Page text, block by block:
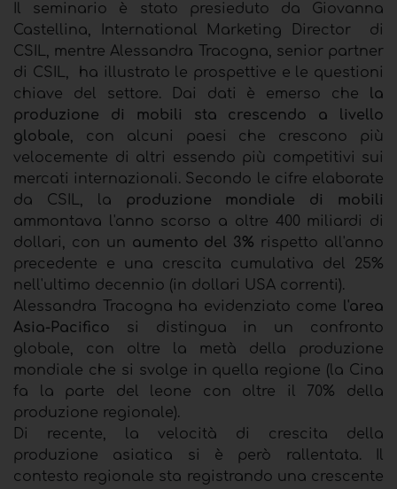
Il seminario è stato presieduto da Giovanna
Castellina, International Marketing Director di
CSIL, mentre Alessandra Tracogna, senior partner
di CSIL, ha illustrato le prospettive e le questioni
chiave del settore. Dai dati è emerso che la
produzione di mobili sta crescendo a livello
globale, con alcuni paesi che crescono più
velocemente di altri essendo più competitivi sui
mercati internazionali. Secondo le cifre elaborate
da CSIL, la produzione mondiale di mobili
ammontava l'anno scorso a oltre 400 miliardi di
dollari, con un aumento del 3% rispetto all'anno
precedente e una crescita cumulativa del 25%
nell'ultimo decennio (in dollari USA correnti).
Alessandra Tracogna ha evidenziato come l'area
Asia-Pacifico si distingua in un confronto
globale, con oltre la metà della produzione
mondiale che si svolge in quella regione (la Cina
fa la parte del leone con oltre il 70% della
produzione regionale).
Di recente, la velocità di crescita della
produzione asiatica si è però rallentata. Il
contesto regionale sta registrando una crescente